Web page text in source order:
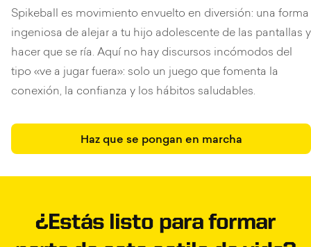
Spikeball es movimiento envuelto en diversión: una forma
ingeniosa de alejar a tu hijo adolescente de las pantallas y
hacer que se ría. Aquí no hay discursos incómodos del
tipo «ve a jugar fuera»: solo un juego que fomenta la
conexión, la confianza y los hábitos saludables.
Haz que se pongan en marcha
¿Estás listo para formar